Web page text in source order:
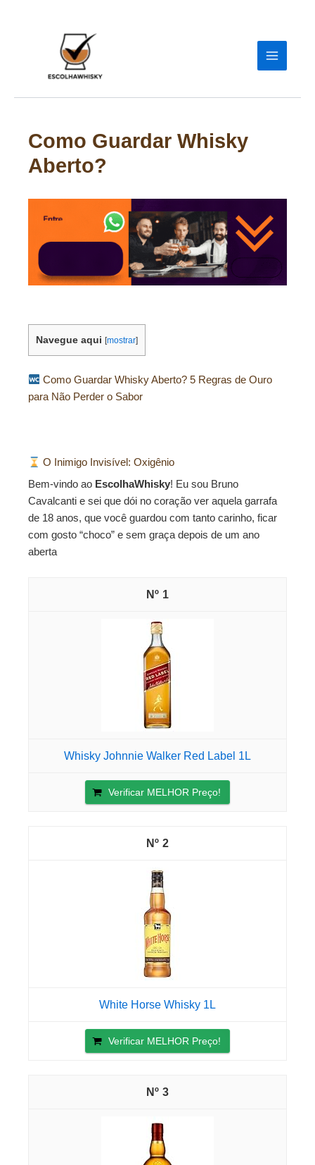
conteúdo
Como Guardar Whisky
Aberto?
Navegue aqui [mostrar]
Como Guardar Whisky Aberto? 5 Regras de Ouro
para Não Perder o Sabor
O Inimigo Invisível: Oxigênio
Bem-vindo ao EscolhaWhisky! Eu sou Bruno
Cavalcanti e sei que dói no coração ver aquela garrafa
de 18 anos, que você guardou com tanto carinho, ficar
com gosto “choco” e sem graça depois de um ano
aberta
1
Whisky Johnnie Walker Red Label 1L
Verificar MELHOR Preço!
2
White Horse Whisky 1L
Verificar MELHOR Preço!
3